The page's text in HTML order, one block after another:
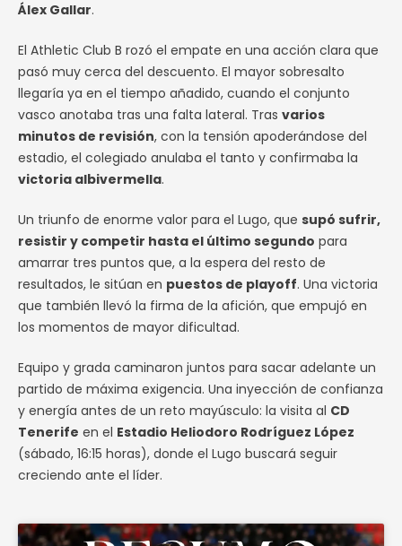
Álex Gallar.
El Athletic Club B rozó el empate en una acción clara que
pasó muy cerca del descuento. El mayor sobresalto
llegaría ya en el tiempo añadido, cuando el conjunto
vasco anotaba tras una falta lateral. Tras varios
minutos de revisión, con la tensión apoderándose del
estadio, el colegiado anulaba el tanto y confirmaba la
victoria albivermella.
Un triunfo de enorme valor para el Lugo, que supó sufrir,
resistir y competir hasta el último segundo para
amarrar tres puntos que, a la espera del resto de
resultados, le sitúan en puestos de playoff. Una victoria
que también llevó la firma de la afición, que empujó en
los momentos de mayor dificultad.
Equipo y grada caminaron juntos para sacar adelante un
partido de máxima exigencia. Una inyección de confianza
y energía antes de un reto mayúsculo: la visita al CD
Tenerife en el Estadio Heliodoro Rodríguez López
(sábado, 16:15 horas), donde el Lugo buscará seguir
creciendo ante el líder.